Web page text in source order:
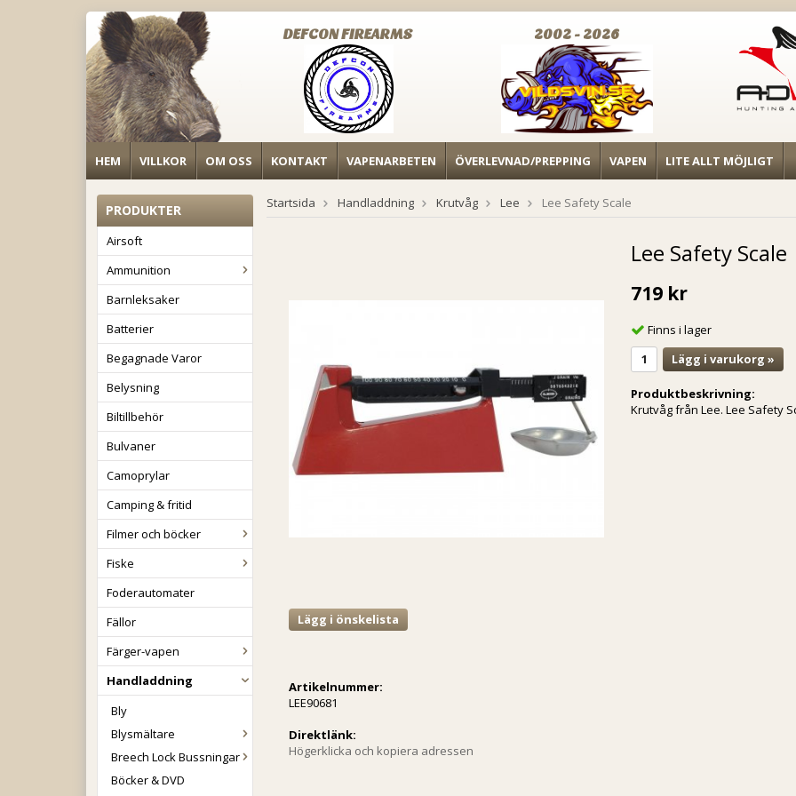
DEFCON FIREARMS 2002 - 2026
HEM VILLKOR OM OSS KONTAKT VAPENARBETEN ÖVERLEVNAD/PREPPING VAPEN LITE ALLT MÖJLIGT
PRODUKTER
Airsoft
Ammunition
Barnleksaker
Batterier
Begagnade Varor
Belysning
Biltillbehör
Bulvaner
Camoprylar
Camping & fritid
Filmer och böcker
Fiske
Foderautomater
Fällor
Färger-vapen
Handladdning
Bly
Blysmältare
Breech Lock Bussningar
Böcker & DVD
Startsida Handladdning Krutvåg Lee Lee Safety Scale
Lägg i önskelista
Artikelnummer:
LEE90681
Direktlänk:
Högerklicka och kopiera adressen
Lee Safety Scale
719 kr
Finns i lager
Lägg i varukorg »
Produktbeskrivning:
Krutvåg från Lee. Lee Safety